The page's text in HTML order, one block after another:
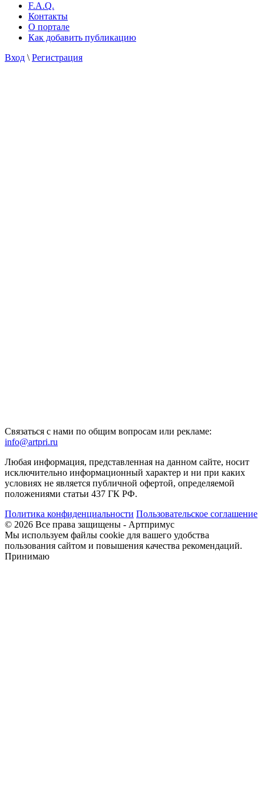
F.A.Q.
Контакты
О портале
Как добавить публикацию
Вход \ Регистрация
Связаться с нами по общим вопросам или рекламе:
info@artpri.ru
Любая информация, представленная на данном сайте, носит
исключительно информационный характер и ни при каких
условиях не является публичной офертой, определяемой
положениями статьи 437 ГК РФ.
Политика конфиденциальности Пользовательское соглашение
© 2026 Все права защищены - Артпримус
Мы используем файлы cookie для вашего удобства
пользования сайтом и повышения качества рекомендаций.
Принимаю